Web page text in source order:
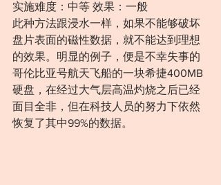
实施难度：中等 效果：一般
此种方法跟浸水一样，如果不能够破坏
盘片表面的磁性数据，就不能达到理想
的效果。明显的例子，便是不幸失事的
哥伦比亚号航天飞船的一块希捷400MB
硬盘，在经过大气层高温灼烧之后已经
面目全非，但在科技人员的努力下依然
恢复了其中99%的数据。